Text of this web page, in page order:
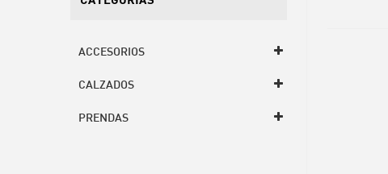
ACCESORIOS
CALZADOS
PRENDAS